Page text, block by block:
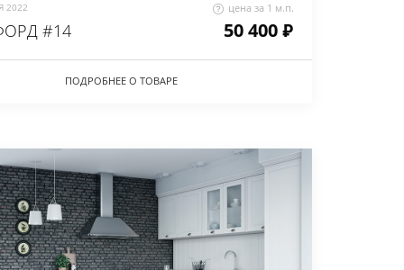
2022 цена за 1 м.п.
#14 50 400 ₽
ПОДРОБНЕЕ О ТОВАРЕ